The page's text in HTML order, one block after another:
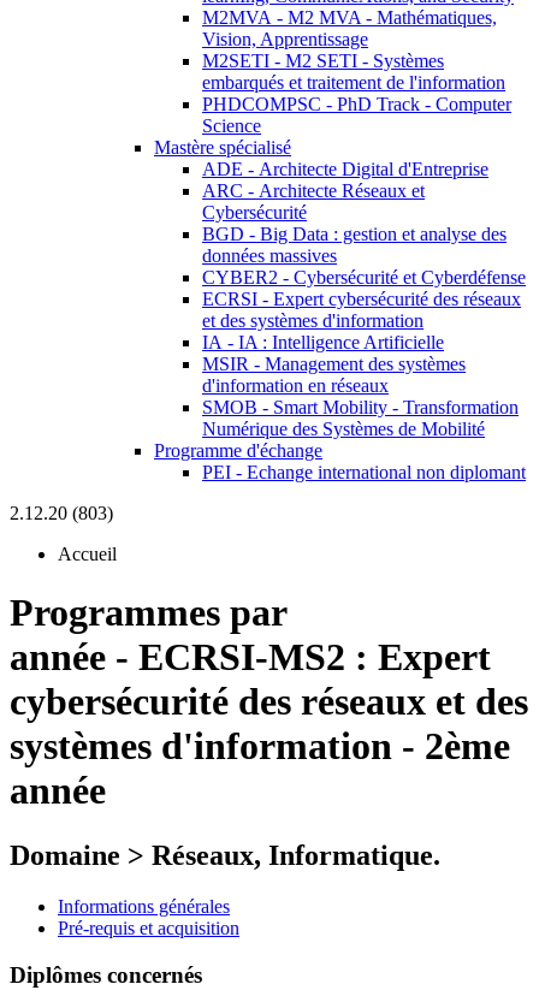
M2MVA - M2 MVA - Mathématiques,
Vision, Apprentissage
M2SETI - M2 SETI - Systèmes
embarqués et traitement de l'information
PHDCOMPSC - PhD Track - Computer
Science
Mastère spécialisé
ADE - Architecte Digital d'Entreprise
ARC - Architecte Réseaux et
Cybersécurité
BGD - Big Data : gestion et analyse des
données massives
CYBER2 - Cybersécurité et Cyberdéfense
ECRSI - Expert cybersécurité des réseaux
et des systèmes d'information
IA - IA : Intelligence Artificielle
MSIR - Management des systèmes
d'information en réseaux
SMOB - Smart Mobility - Transformation
Numérique des Systèmes de Mobilité
Programme d'échange
PEI - Echange international non diplomant
2.12.20 (803)
Accueil
Programmes par
année - ECRSI-MS2 : Expert
cybersécurité des réseaux et des
systèmes d'information - 2ème
année
Domaine > Réseaux, Informatique.
Informations générales
Pré-requis et acquisition
Diplômes concernés